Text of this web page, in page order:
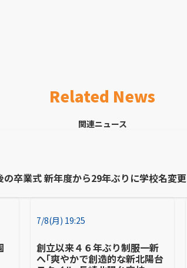
Related News
関連ニュース
の卒業式 新年度から29年ぶりに学校名変更
7/8(月) 19:25
創立以来４６年ぶり制服一新
へ｢爽やかで創造的な新北陽台